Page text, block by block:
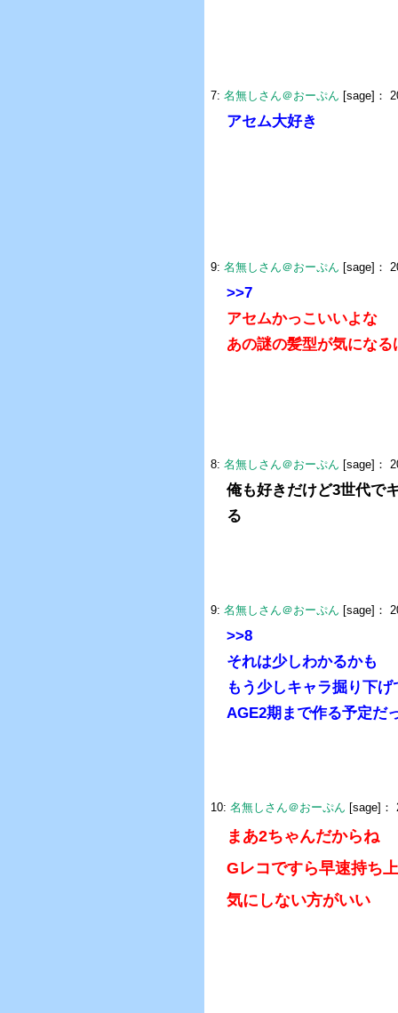
7: 名無しさん＠おーぷん [sage]：
アセム大好き
9: 名無しさん＠おーぷん [sage]：
>>7
アセムかっこいいよな
あの謎の髪型が気になる
8: 名無しさん＠おーぷん [sage]：
俺も好きだけど3世代で
る
9: 名無しさん＠おーぷん [sage]：
>>8
それは少しわかるかも
もう少しキャラ掘り下げ
AGE2期まで作る予定だ
10: 名無しさん＠おーぷん [sage]：
まあ2ちゃんだからね
Gレコですら早速持ち
気にしない方がいい